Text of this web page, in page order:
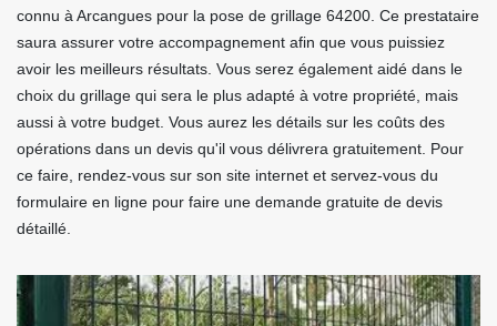
connu à Arcangues pour la pose de grillage 64200. Ce prestataire
saura assurer votre accompagnement afin que vous puissiez
avoir les meilleurs résultats. Vous serez également aidé dans le
choix du grillage qui sera le plus adapté à votre propriété, mais
aussi à votre budget. Vous aurez les détails sur les coûts des
opérations dans un devis qu'il vous délivrera gratuitement. Pour
ce faire, rendez-vous sur son site internet et servez-vous du
formulaire en ligne pour faire une demande gratuite de devis
détaillé.